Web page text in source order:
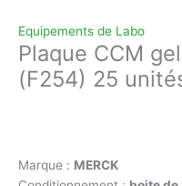
Equipements de Labo
Plaque CCM
(F254) 25
Marque : MERCK